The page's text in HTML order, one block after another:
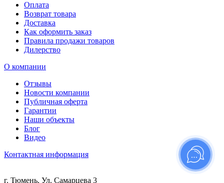
Оплата
Возврат товара
Доставка
Как оформить заказ
Правила продажи товаров
Дилерство
О компании
Отзывы
Новости компании
Публичная оферта
Гарантии
Наши объекты
Блог
Видео
Контактная информация
г. Тюмень, Ул. Самарцева 3